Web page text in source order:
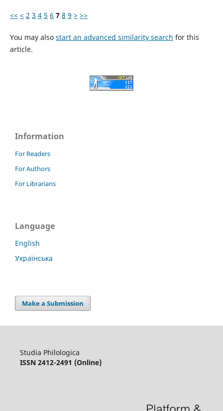
<< < 2 3 4 5 6 7 8 9 > >>
You may also start an advanced similarity search for this
article.
Information
For Readers
For Authors
For Librarians
Language
English
Українська
Make a Submission
Studia Philologica
ISSN 2412-2491 (Online)